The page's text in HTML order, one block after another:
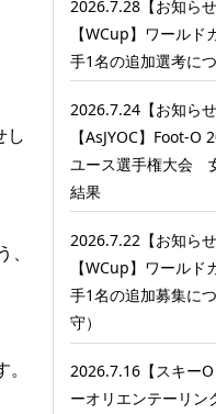
し
2026.7.28【お知ら
【WCup】ワールド
手1名の追加選考に
2026.7.24【お知ら
【AsJYOC】Foot-O
ユース選手権大会
結果
2026.7.22【お知ら
【WCup】ワールド
手1名の追加募集に
守）
2026.7.16【スキー
ーオリエンテーリン